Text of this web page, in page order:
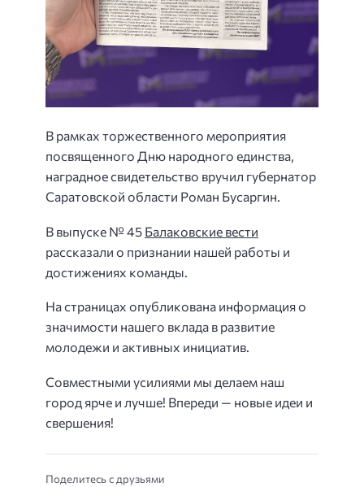
В рамках торжественного мероприятия
посвященного Дню народного единства,
наградное свидетельство вручил губернатор
Саратовской области Роман Бусаргин.
В выпуске № 45 Балаковские вести
рассказали о признании нашей работы и
достижениях команды.
На страницах опубликована информация о
значимости нашего вклада в развитие
молодежи и активных инициатив.
Совместными усилиями мы делаем наш
город ярче и лучше! Впереди — новые идеи и
свершения!
Поделитесь с друзьями